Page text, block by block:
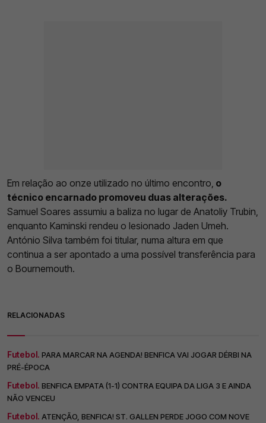
Em relação ao onze utilizado no último encontro, o
técnico encarnado promoveu duas alterações.
Samuel Soares assumiu a baliza no lugar de Anatoliy Trubin,
enquanto Kaminski rendeu o lesionado Jaden Umeh.
António Silva também foi titular, numa altura em que
continua a ser apontado a uma possível transferência para
o Bournemouth.
RELACIONADAS
Futebol. PARA MARCAR NA AGENDA! BENFICA VAI JOGAR DÉRBI NA
PRÉ-ÉPOCA
Futebol. BENFICA EMPATA (1-1) CONTRA EQUIPA DA LIGA 3 E AINDA
NÃO VENCEU
Futebol. ATENÇÃO, BENFICA! ST. GALLEN PERDE JOGO COM NOVE